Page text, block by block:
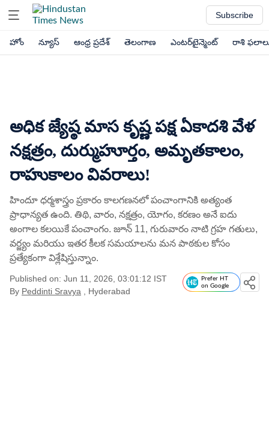
Subscribe
హోం న్యూస్ ఆంధ్ర ప్రదేశ్ తెలంగాణ ఎంటర్‌టైన్మెంట్ రాశి
అధిక జ్యేష్ఠ మాస కృష్ణ పక్ష ఏకాదశి వేళ
నక్షత్రం, దుర్ముహూర్తం, అమృతకాలం,
రాహుకాలం వివరాలు!
హిందూ ధర్మశాస్త్రం ప్రకారం కాలగణనలో పంచాంగానికి అత్యంత
ప్రాధాన్యత ఉంది. తిథి, వారం, నక్షత్రం, యోగం, కరణం అనే ఐదు
అంగాల కలయికే పంచాంగం. జూన్ 11, గురువారం నాటి గ్రహ గతులు,
వర్జ్యం మరియు ఇతర కీలక సమయాలను మన పాఠకుల కోసం
ప్రత్యేకంగా విశ్లేషిస్తున్నాం.
Published on: Jun 11, 2026, 03:01:12 IST
By Peddinti Sravya , Hyderabad
Prefer HT
on Google